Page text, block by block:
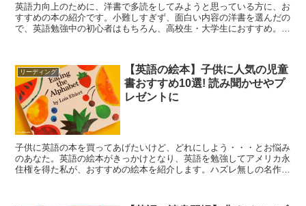
英語力向上のために、洋書で多読をしてみようと思っている方に、お
すすめの本の紹介です。小難しすぎず、面白い内容の洋書を選んだの
で、英語勉強中の初心者はもちろん、高校生・大学生におすすめ。
リーディング
【英語の絵本】子供に人気の児童
書おすすめ10選! 読み聞かせやプ
レゼントに
子供に英語の本を買ってあげたいけど、どれにしよう・・・とお悩み
のあなた。英語の絵本がきっかけとなり、英語を勉強してアメリカ永
住権を得た私が、おすすめの絵本を紹介します。ハズレ無しの名作ば